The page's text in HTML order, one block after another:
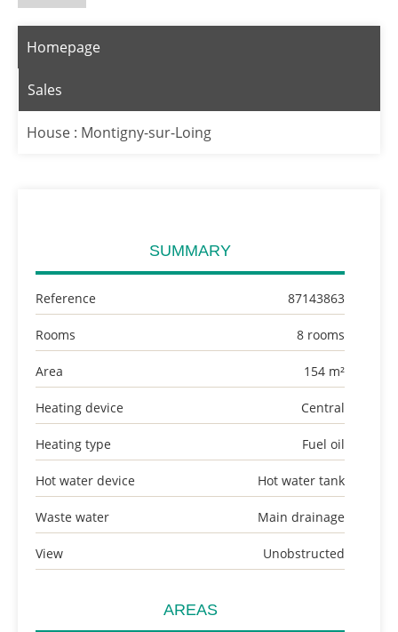
Homepage
Sales
House : Montigny-sur-Loing
SUMMARY
Reference 87143863
Rooms 8 rooms
Area 154 m²
Heating device Central
Heating type Fuel oil
Hot water device Hot water tank
Waste water Main drainage
View Unobstructed
AREAS